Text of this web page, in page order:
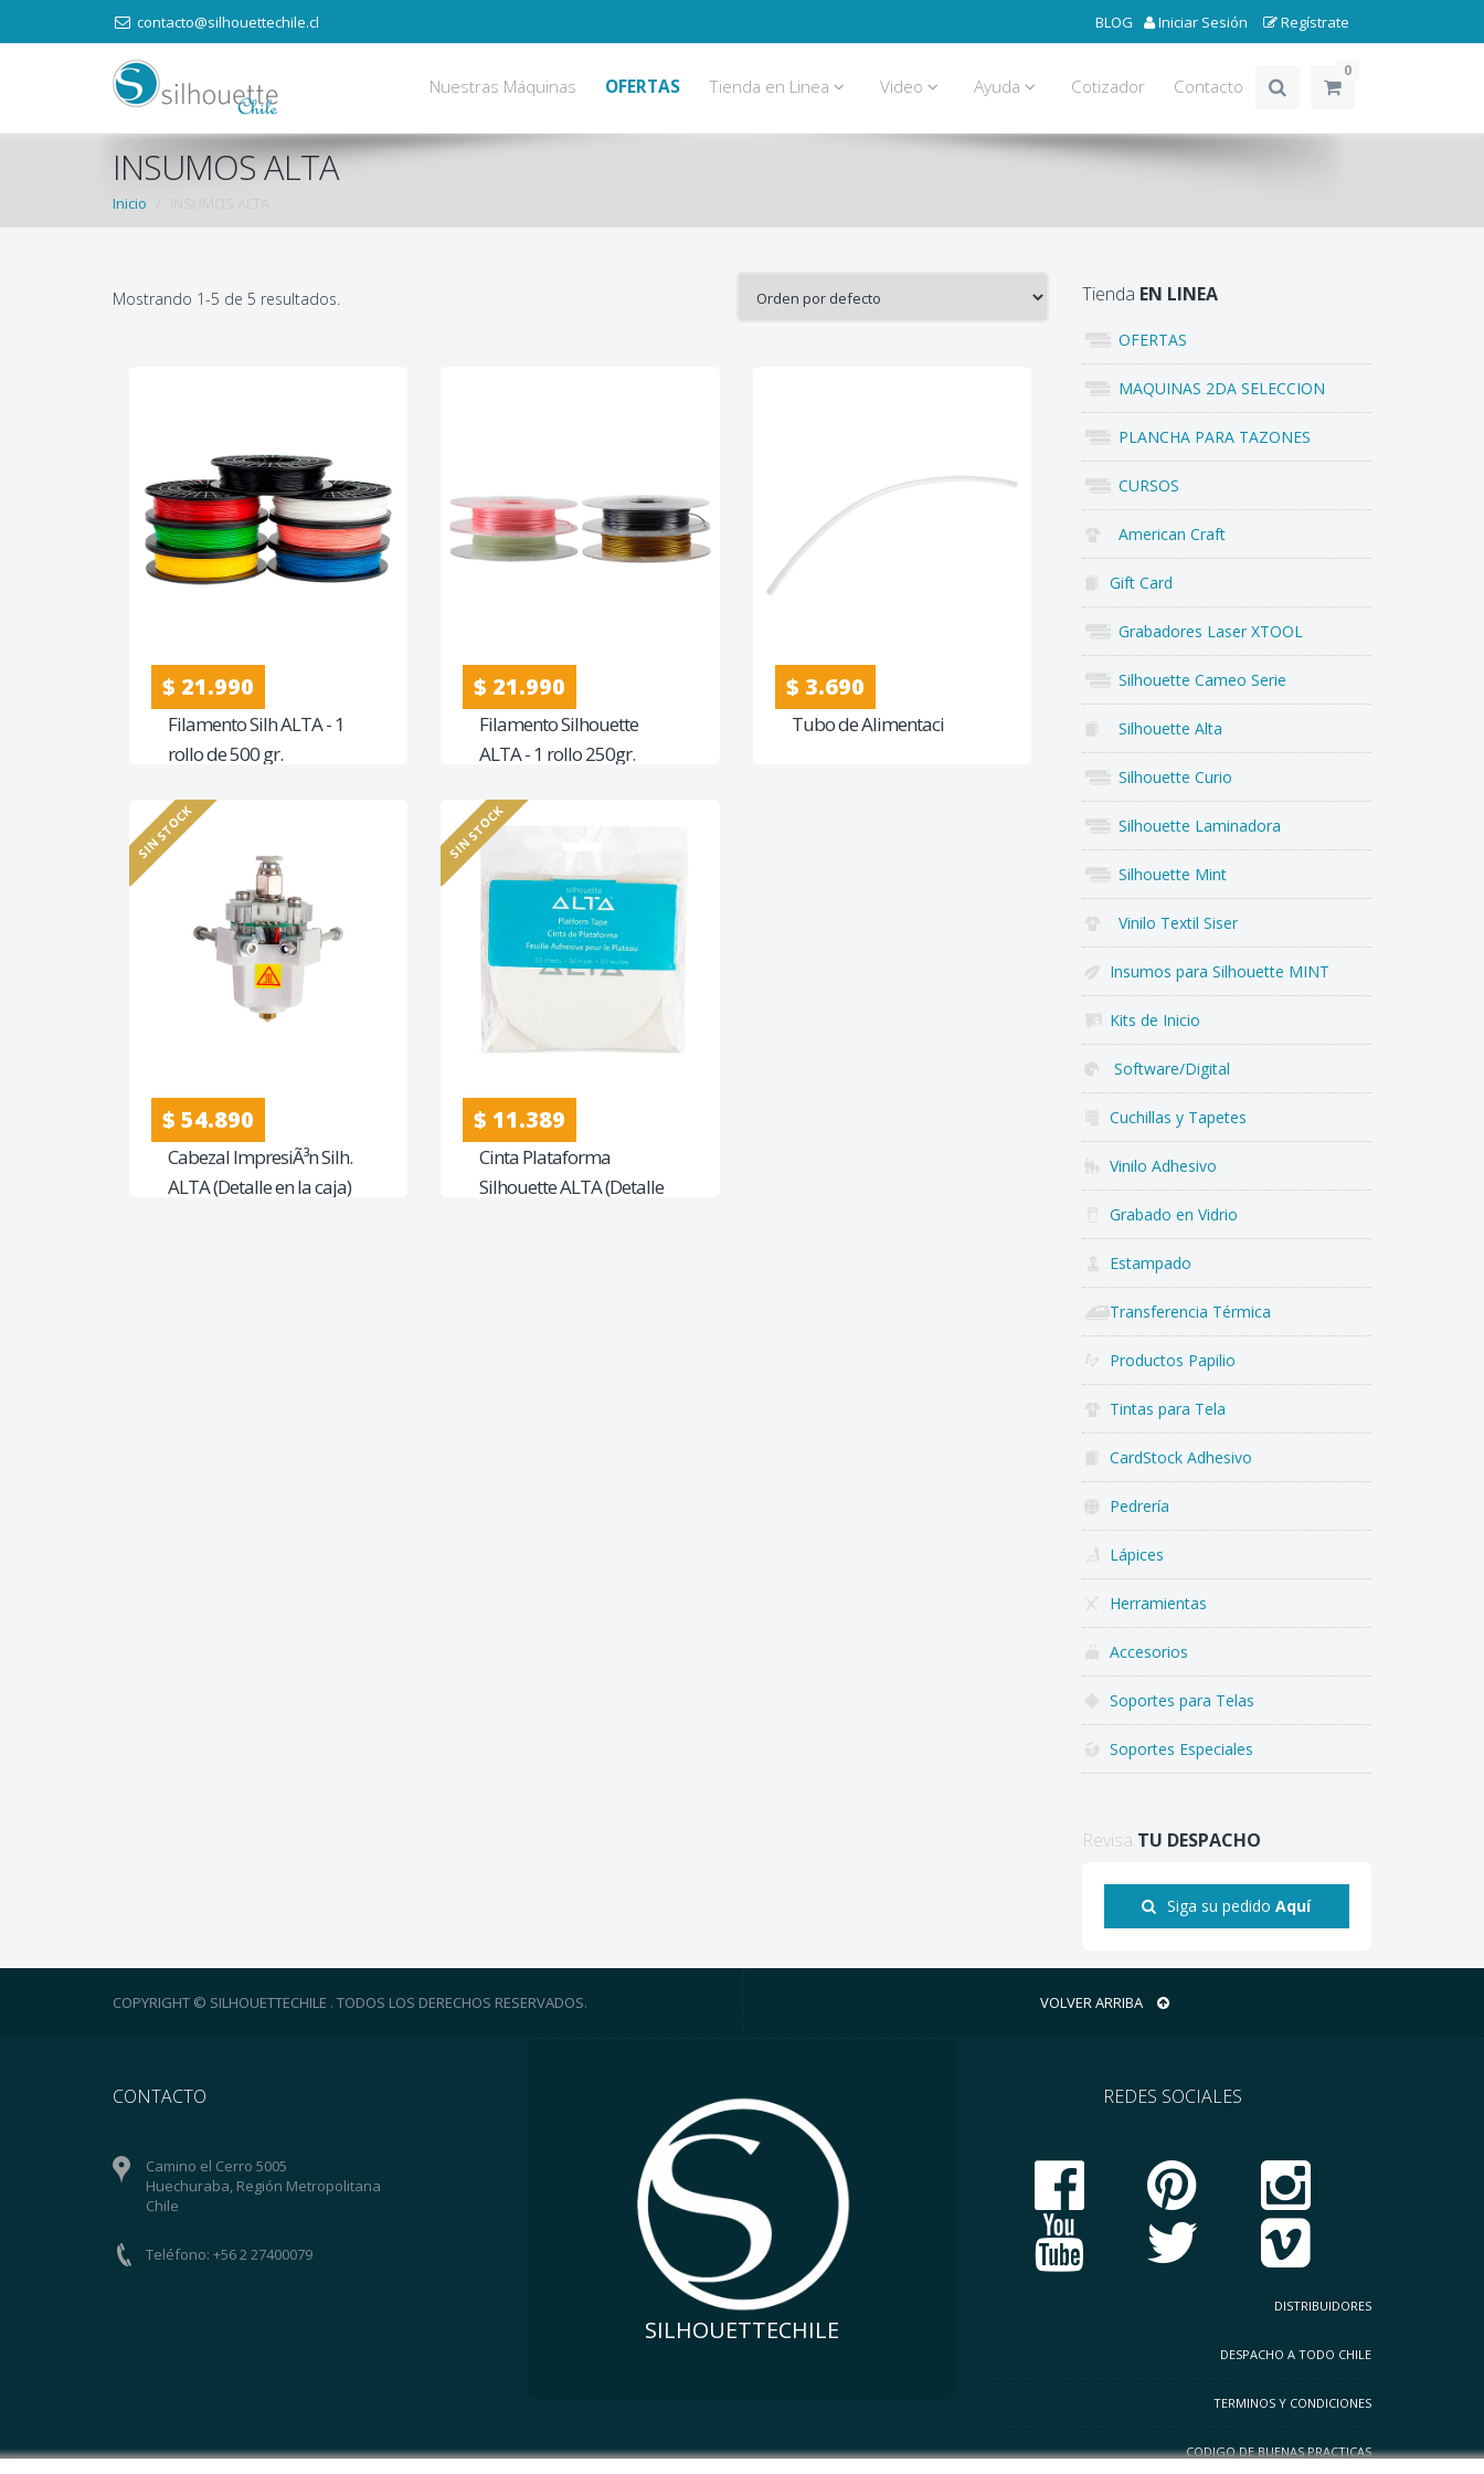
contacto@silhouettechile.cl Iniciar Sesión Regístrate
BLOG
Nuestras Máquinas OFERTAS Tienda en Linea Video Ayuda Cotizador Contacto
0
INSUMOS ALTA
Inicio
Mostrando 1-5 de 5 resultados.
$ 21.990
Filamento Silh ALTA - 1
rollo de 500 gr.
$ 21.990
Filamento Silhouette
ALTA - 1 rollo 250gr.
$ 3.690
Tubo de Alimentaci
SIN STOCK
$ 54.890
Cabezal ImpresiÃ³n Silh.
ALTA (Detalle en la caja)
SIN STOCK
$ 11.389
Cinta Plataforma
Silhouette ALTA (Detalle
Tienda EN LINEA
OFERTAS
MAQUINAS 2DA SELECCION
PLANCHA PARA TAZONES
CURSOS
American Craft
Gift Card
Grabadores Laser XTOOL
Silhouette Cameo Serie
Silhouette Alta
Silhouette Curio
Silhouette Laminadora
Silhouette Mint
Vinilo Textil Siser
Insumos para Silhouette MINT
Kits de Inicio
Software/Digital
Cuchillas y Tapetes
Vinilo Adhesivo
Grabado en Vidrio
Estampado
Transferencia Térmica
Productos Papilio
Tintas para Tela
CardStock Adhesivo
Pedrería
Lápices
Herramientas
Accesorios
Soportes para Telas
Soportes Especiales
Revisa TU DESPACHO
Siga su pedidoAquí
COPYRIGHT © SILHOUETTECHILE . TODOS LOS DERECHOS RESERVADOS. VOLVER ARRIBA
CONTACTO
Camino el Cerro 5005
Huechuraba, Región Metropolitana
Chile
Teléfono: +56 2 27400079
SILHOUETTECHILE
REDES SOCIALES
DISTRIBUIDORES
DESPACHO A TODO CHILE
TERMINOS Y CONDICIONES
CODIGO DE BUENAS PRACTICAS